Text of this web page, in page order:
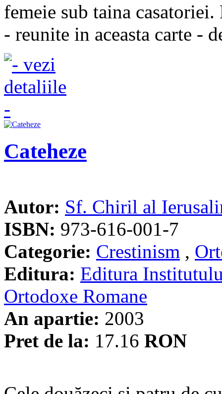
femeie sub taina
- reunite in aceasta carte -
Cateheze
Autor: Sf. Chiril al
ISBN: 973-616-001-7
Categorie: Crestinism ,
Editura: Editura
Ortodoxe Romane
An apartie: 2003
Pret de la: 17.16 RON